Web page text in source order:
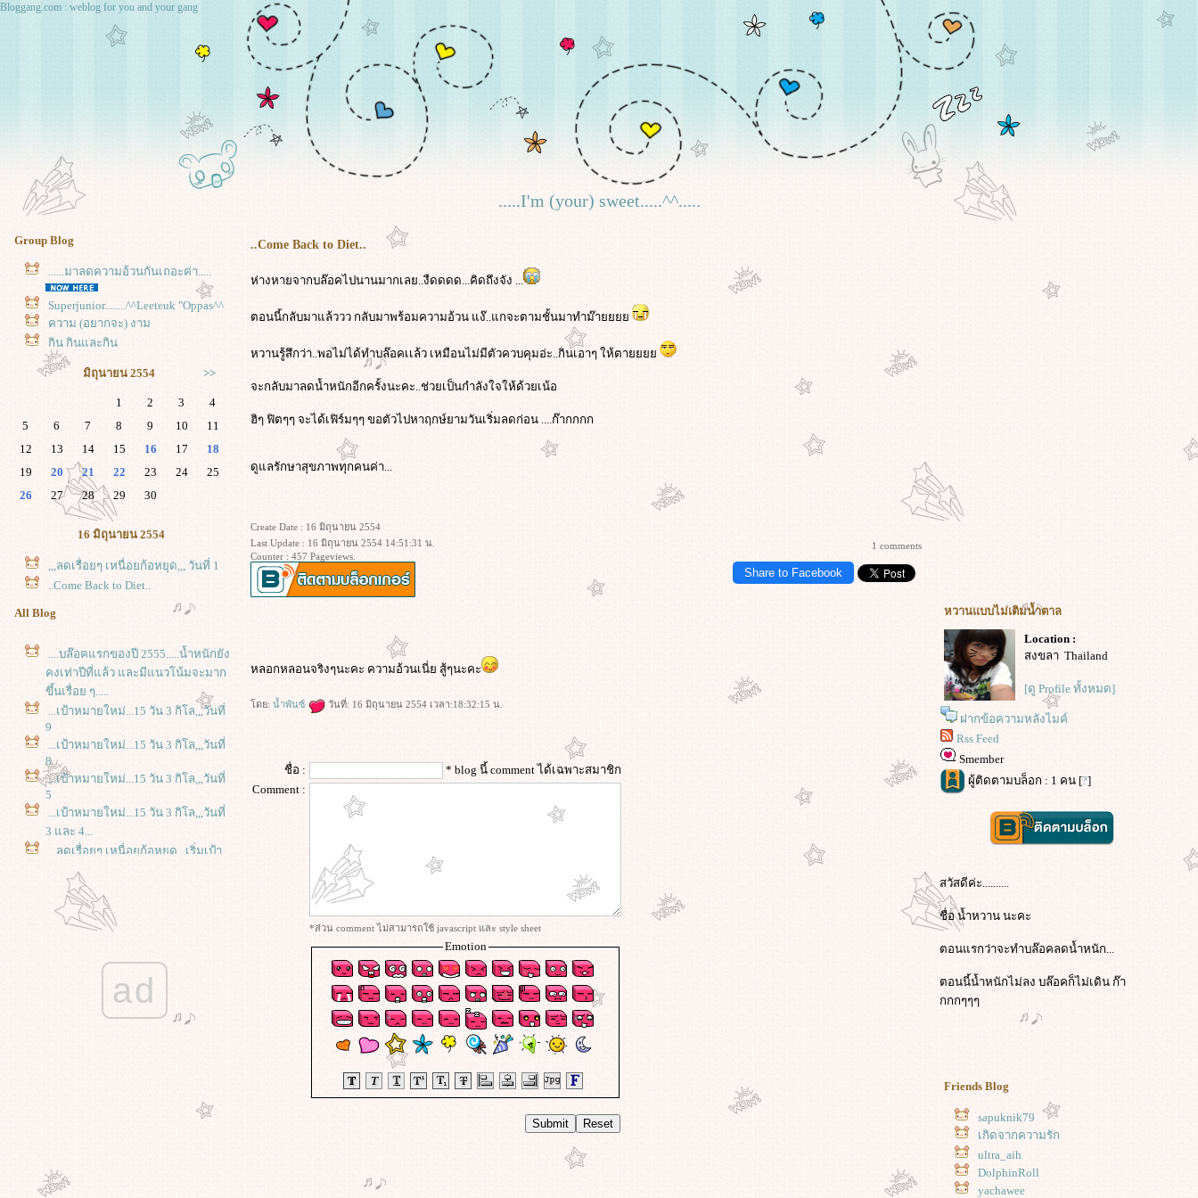
Bloggang.com : weblog for you and your gang
.....I'm (your) sweet.....^^.....
Group Blog
......มาลดความอ้วนกันเถอะค่า.....
Superjunior........^^Leeteuk "Oppas^^
ความ (อยากจะ) งาม
กิน กินและกิน
มิถุนายน 2554 >>
1 2 3
4
5
6 7 8 9 10
11
12
13 14 15 16 17
18
19
20 21 22 23 24
25
26
27 28 29 30
16 มิถุนายน 2554
,,,ลดเรื่อยๆ เหนื่อยก้อหยุด,,, วันที่ 1
..Come Back to Diet..
All Blog
....บล๊อคแรกของปี 2555.....น้ำหนักยัง
คงเท่าปีที่แล้ว และมีแนวโน้มจะมาก
ขึ้นเรื่อย ๆ.....
...เป้าหมายใหม่...15 วัน 3 กิโล,,,วันที่
9
...เป้าหมายใหม่...15 วัน 3 กิโล,,,วันที่
8
...เป้าหมายใหม่...15 วัน 3 กิโล,,,วันที่
5
...เป้าหมายใหม่...15 วัน 3 กิโล,,,วันที่
3 และ 4...
,,,ลดเรื่อยๆ เหนื่อยก้อหยุด,,,เริ่มเป้า
หมายใหม่..กุ๊กๆ วันที่ 1 และ 2
,,,ลดเรื่อยๆ เหนื่อยก้อหยุด,,, วันที่เท่า
ไหร่ ? เริ่มใหม่ละกัน...,,,
,,,ลดเรื่อยๆ เหนื่อยก้อหยุด,,,(สมมติว่า
,,,ลดเรื่อยๆ เหนื่อยก้อหยุด,,, วันที่ 7
,,,ลดเรื่อยๆ เหนื่อยก้อหยุด,,, วันที่ 6
,,,ลดเรื่อยๆ เหนื่อยก้อหยุด,,, วันที่ 4
,,,ลดเรื่อยๆ เหนื่อยก้อหยุด,,, วันที่
..ลดน้ำหนักแบบบ้าๆบอๆ..วันนี้ 3
..ลดน้ำหนักแบบบ้าๆบอๆ..วันนี้ 2
[ ลดน้ำหนักแบบบ้าๆบอๆ] ...วันที่ 42
ad
..Come Back to Diet..
ห่างหายจากบล๊อคไปนานมากเลย..งืดดดด...คิดถึงจัง ...
ตอนนี้กลับมาแล้ววว กลับมาพร้อมความอ้วน แง๊..แกจะตามชั้นมาทำม๊า
หวานรู้สึกว่า..พอไม่ได้ทำบล๊อคเเล้ว เหมือนไม่มีตัวควบคุมอ่ะ..กินเอาๆ ให้ตา
จะกลับมาลดน้ำหนักอีกครั้งนะคะ..ช่วยเป็นกำลังใจให้ด้วยเน้อ
ฮิๆ ฟิตๆๆ จะได้เฟิร์มๆๆ ขอตัวไปหาฤกษ์ยามวันเริ่มลดก่อน ....ก๊ากกกก
ดูแลรักษาสุขภาพทุกคนค่า...
Create Date : 16 มิถุนายน 2554
Last Update : 16 มิถุนายน 2554 14:51:31 น.
Counter : 457 Pageviews.
1 comments
Share to Facebook
หลอกหลอนจริงๆนะคะ ความอ้วนเนี่ย สู้ๆนะคะ
ดย: น้ำพันซ์ วันที่: 16 มิถุนายน 2554 เวลา:18:32:15 น.
ชื่อ :
* blog นี้ comment ได้เฉพาะสมาชิก
Comment :
*ส่วน comment ไม่สามารถใช้ javascript และ style sheet
Emotion
หวานแบบไม่เติมน้ำตาล
Location :
สงขลา Thailand
[ดู Profile ทั้งหมด]
ฝากข้อความหลังไมค์
Rss Feed
Smember
ผู้ติดตามบล็อก : 1 คน [?]
สวัสดีค่ะ..........
ชื่อ น้ำหวาน นะคะ
ตอนแรกว่าจะทำบล๊อคลดน้ำหนัก...
ตอนนี้น้ำหนักไม่ลง บล๊อคก็ไม่เดิน ก๊า
กกกๆๆๆ
Friends Blog
sapuknik79
เกิดจากความรัก
ultra_aih
DolphinRoll
yachawee